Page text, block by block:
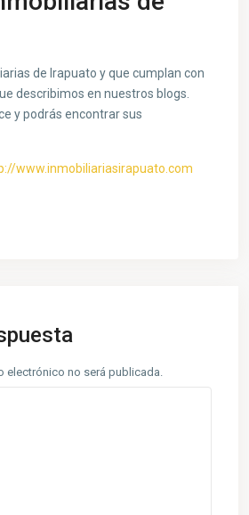
de Irapuato y que cumplan con
describimos en nuestros blogs.
y podrás encontrar sus
www.inmobiliariasirapuato.com
electrónico no será publicada.